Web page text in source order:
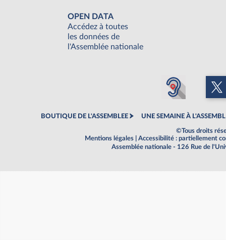
OPEN DATA
Accédez à toutes
les données de
l'Assemblée nationale
BOUTIQUE DE L'ASSEMBLEE UNE SEMAINE À
©Tous droits
Mentions légales
Accessibilité : partiellement
Assemblée nationale - 126 Rue de